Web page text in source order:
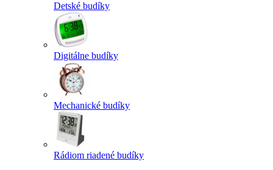
Detské budíky
Digitálne budíky
Mechanické budíky
Rádiom riadené budíky